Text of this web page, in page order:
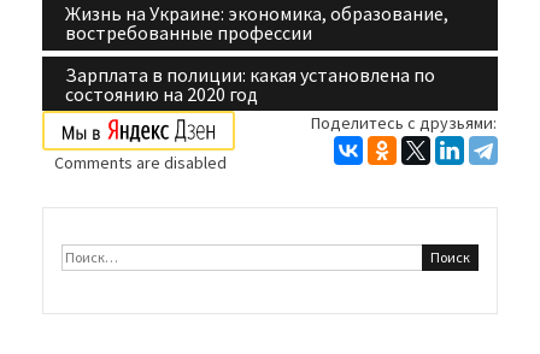
Навигация
по
записям
Жизнь на Украине: экономика, образование,
востребованные профессии
Зарплата в полиции: какая установлена по
состоянию на 2020 год
Поделитесь с друзьями:
Comments are disabled
Найти: